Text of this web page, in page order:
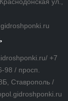
ул.,
+7
98 / просп.
Ставрополь /